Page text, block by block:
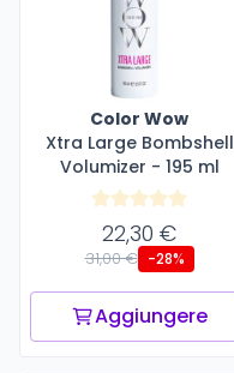
Color Wow
Xtra Large Bombshell
Volumizer - 195 ml
22,30 €
31,00 € -28%
Aggiungere